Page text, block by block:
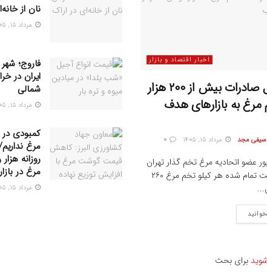
اخبار اقتصاد و بازار
پتانسیل صادرات بیش از ۲۰۰ هزار
به بازار‌های هدف
سیفی مجد مرداد ۱۵, ۱۴۰۵ 0
عضو اتحادیه مرغ تخم گذار تهران
گفت: قیمت تمام شده هر کیلو تخم مرغ ۲۶۰
نان از
مرداد ۱۵, ۱۴۰۵
فاروج؛
ایران در
شمالی
مرداد ۱۵, ۱۴۰۵
کمبودی
مرغ
مرغ در بازار
مرداد ۱۵, ۱۴۰۵
برای بحث